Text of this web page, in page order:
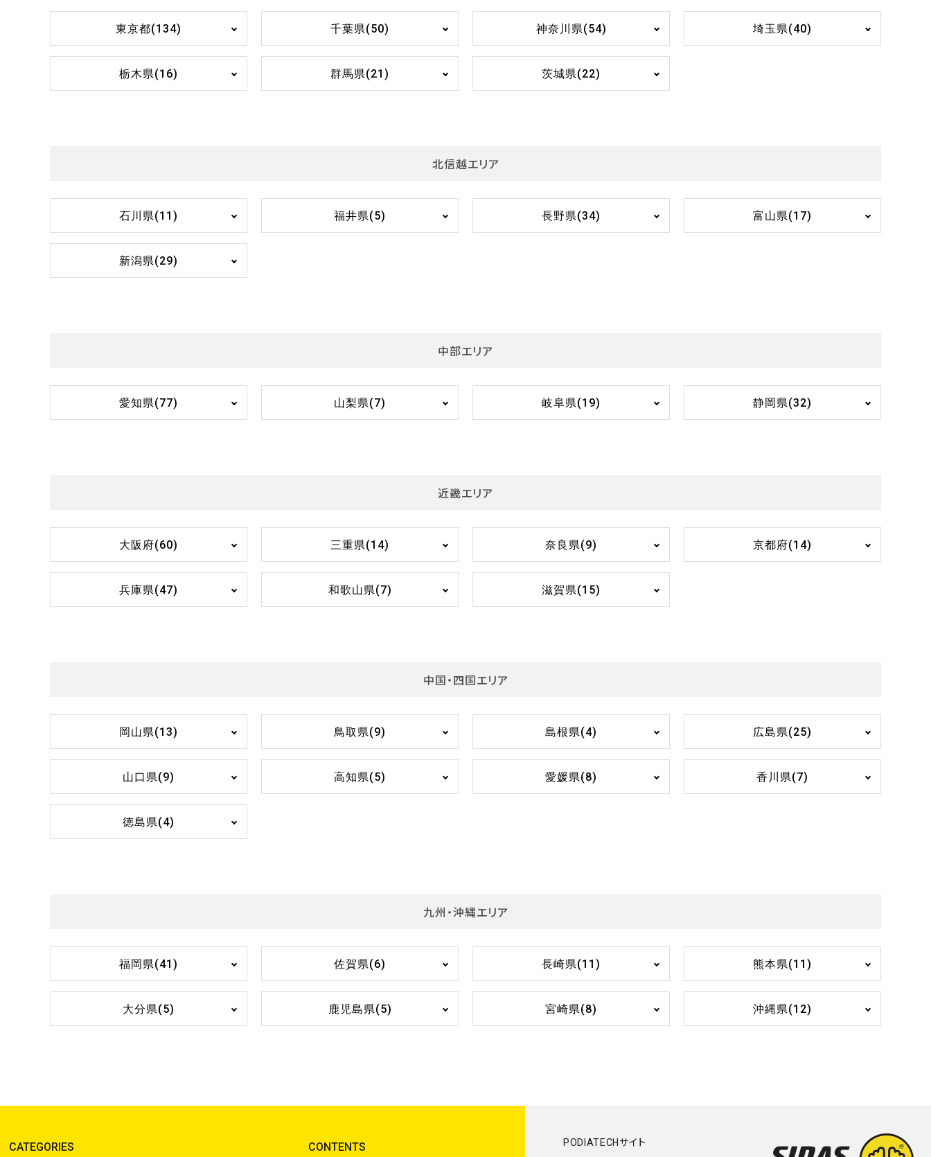
東京都(134) 千葉県(50) 神奈川県(54) 埼玉県(40)
栃木県(16) 群馬県(21) 茨城県(22)
北信越エリア
石川県(11) 福井県(5) 長野県(34) 富山県(17)
新潟県(29)
中部エリア
愛知県(77) 山梨県(7) 岐阜県(19) 静岡県(32)
近畿エリア
大阪府(60) 三重県(14) 奈良県(9) 京都府(14)
兵庫県(47) 和歌山県(7) 滋賀県(15)
中国・四国エリア
岡山県(13) 鳥取県(9) 島根県(4) 広島県(25)
山口県(9) 高知県(5) 愛媛県(8) 香川県(7)
徳島県(4)
九州・沖縄エリア
福岡県(41) 佐賀県(6) 長崎県(11) 熊本県(11)
大分県(5) 鹿児島県(5) 宮崎県(8) 沖縄県(12)
CATEGORIES CONTENTS PODIATECHサイト